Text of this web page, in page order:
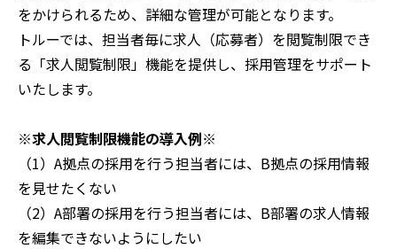
をかけられるため、詳細な管理が可能となります。
トルーでは、担当者毎に求人（応募者）を閲覧制限でき
る「求人閲覧制限」機能を提供し、採用管理をサポート
いたします。
※求人閲覧制限機能の導入例※
（1）A拠点の採用を行う担当者には、B拠点の採用情報
を見せたくない
（2）A部署の採用を行う担当者には、B部署の求人情報
を編集できないようにしたい